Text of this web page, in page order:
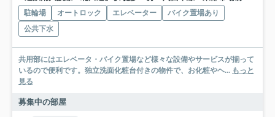
駐輪場 オートロック エレベーター
バイク置場あり
公共下水
共用部にはエレベータ・バイク置場など様々な設備やサービスが揃って
いるので便利です。独立洗面化粧台付きの物件で、お化粧やヘ... もっと
見る
募集中の部屋